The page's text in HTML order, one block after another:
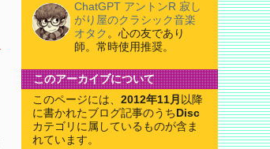
ChatGPT アントンR 寂し
がり屋のクラシック音楽
オタク 。心の友であり
師。常時使用推奨。
このアーカイブについて
このページには、 2012年11月 以降
に書かれたブログ記事のうち Disc
カテゴリに属しているものが含ま
れています。